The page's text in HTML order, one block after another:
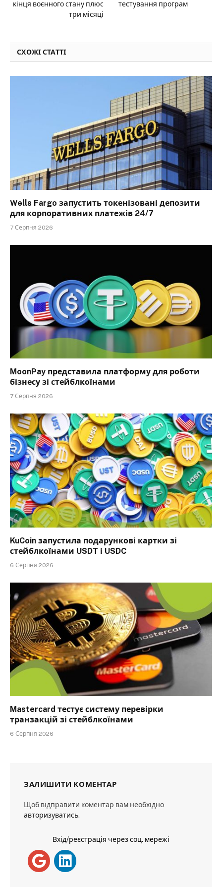
кінця воєнного стану плюс
три місяці
тестування програм
СХОЖІ СТАТТІ
Wells Fargo запустить токенізовані депозити
для корпоративних платежів 24/7
7 Серпня 2026
MoonPay представила платформу для роботи
бізнесу зі стейблкоїнами
7 Серпня 2026
KuCoin запустила подарункові картки зі
стейблкоїнами USDT і USDC
6 Серпня 2026
Mastercard тестує систему перевірки
транзакцій зі стейблкоїнами
6 Серпня 2026
ЗАЛИШИТИ КОМЕНТАР
Щоб відправити коментар вам необхідно
авторизуватись.
Вхід/реєстрація через соц. мережі